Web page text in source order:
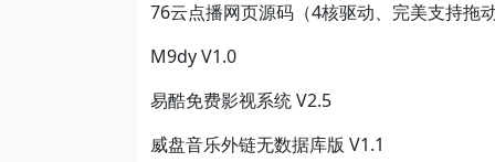
76云点播网页源码（4核驱动、完美支持拖
M9dy V1.0
易酷免费影视系统 V2.5
威盘音乐外链无数据库版 V1.1